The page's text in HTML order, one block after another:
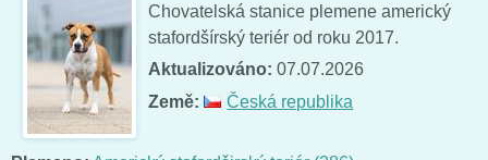
Chovatelská stanice plemene americký
stafordšírský teriér od roku 2017.
Aktualizováno: 07.07.2026
Země:
Česká republika